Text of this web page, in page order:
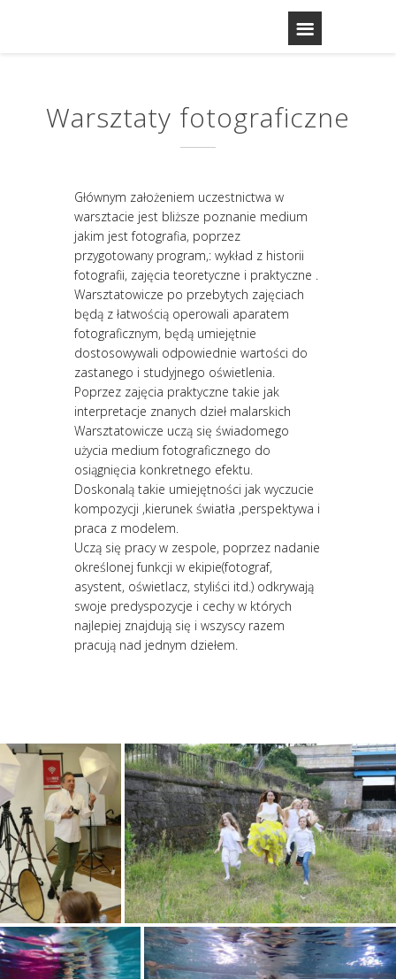
Warsztaty fotograficzne
Głównym założeniem uczestnictwa w
warsztacie jest bliższe poznanie medium
jakim jest fotografia, poprzez
przygotowany program,: wykład z historii
fotografii, zajęcia teoretyczne i praktyczne .
Warsztatowicze po przebytych zajęciach
będą z łatwością operowali aparatem
fotograficznym, będą umiejętnie
dostosowywali odpowiednie wartości do
zastanego i studyjnego oświetlenia.
Poprzez zajęcia praktyczne takie jak
interpretacje znanych dzieł malarskich
Warsztatowicze uczą się świadomego
użycia medium fotograficznego do
osiągnięcia konkretnego efektu.
Doskonalą takie umiejętności jak wyczucie
kompozycji ,kierunek światła ,perspektywa i
praca z modelem.
Uczą się pracy w zespole, poprzez nadanie
określonej funkcji w ekipie(fotograf,
asystent, oświetlacz, styliści itd.) odkrywają
swoje predyspozycje i cechy w których
najlepiej znajdują się i wszyscy razem
pracują nad jednym dziełem.